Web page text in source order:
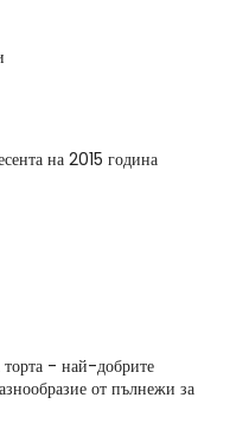
на 2015 година
- най-добрите
от пълнежи за